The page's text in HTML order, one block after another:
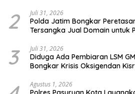
2 Juli 31, 2026
Polda Jatim Bongkar
Tersangka Jual Domain untuk
3 Juli 31, 2026
Diduga Ada Pembiaran LSM
Bongkar Krisis Oksigendan
Agustus 1, 2026